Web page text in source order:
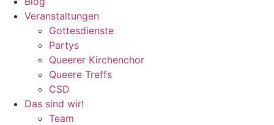
Veranstaltungen
Gottesdienste
Partys
Queerer Kirchenchor
Queere Treffs
CSD
Das sind wir!
Team